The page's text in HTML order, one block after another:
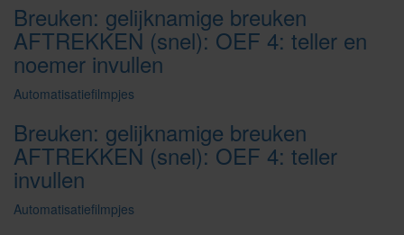
Breuken: gelijknamige breuken
AFTREKKEN (snel): OEF 4: teller en
noemer invullen
Automatisatiefilmpjes
Breuken: gelijknamige breuken
AFTREKKEN (snel): OEF 4: teller
invullen
Automatisatiefilmpjes